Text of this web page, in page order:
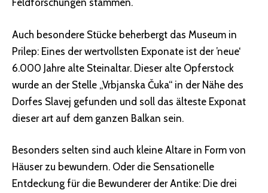
Feldforschungen stammen.
Auch besondere Stücke beherbergt das Museum in
Prilep: Eines der wertvollsten Exponate ist der ’neue‘
6.000 Jahre alte Steinaltar. Dieser alte Opferstock
wurde an der Stelle „Vrbjanska Čuka“ in der Nähe des
Dorfes Slavej gefunden und soll das älteste Exponat
dieser art auf dem ganzen Balkan sein.
Besonders selten sind auch kleine Altare in Form von
Häuser zu bewundern. Oder die Sensationelle
Entdeckung für die Bewunderer der Antike: Die drei